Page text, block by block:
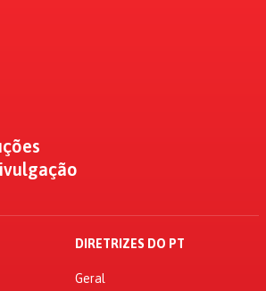
DIRETRIZES DO PT
Geral